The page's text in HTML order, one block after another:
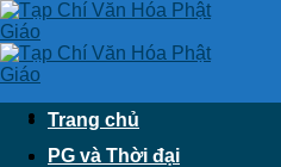
Skip
to
content
Trang chủ
PG và Thời đại